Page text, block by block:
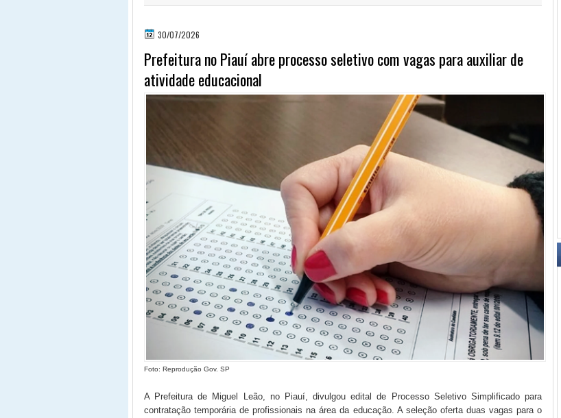
30/07/2026
Prefeitura no Piauí abre processo seletivo com vagas para auxiliar de
atividade educacional
Foto: Reprodução Gov. SP
A Prefeitura de Miguel Leão, no Piauí, divulgou edital de Processo Seletivo Simplificado para
contratação temporária de profissionais na área da educação. A seleção oferta duas vagas para o